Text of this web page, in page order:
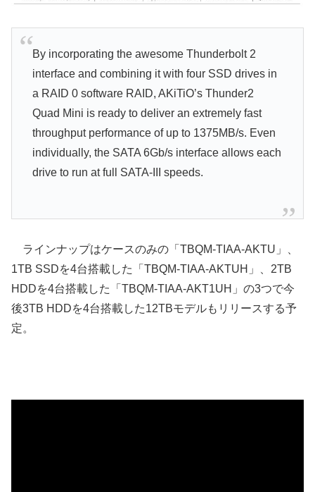
By incorporating the awesome Thunderbolt 2
interface and combining it with four SSD drives in
a RAID 0 software RAID, AKiTiO’s Thunder2
Quad Mini is ready to deliver an extremely fast
throughput performance of up to 1375MB/s. Even
individually, the SATA 6Gb/s interface allows each
drive to run at full SATA-III speeds.
ラインナップはケースのみの「TBQM-TIAA-AKTU」、
1TB SSDを4台搭載した「TBQM-TIAA-AKTUH」、2TB
HDDを4台搭載した「TBQM-TIAA-AKT1UH」の3つで今
後3TB HDDを4台搭載した12TBモデルもリリースする予
定。